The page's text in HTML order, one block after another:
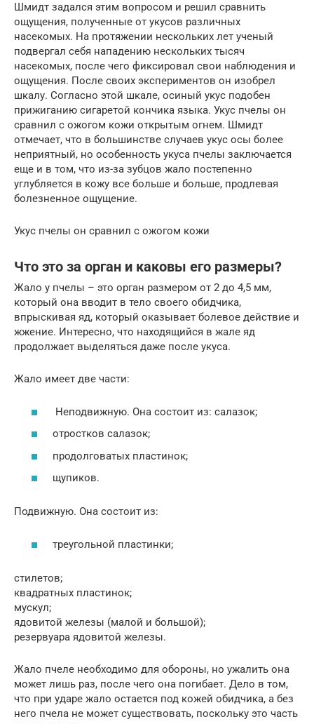
Шмидт задался этим вопросом и решил сравнить
ощущения, полученные от укусов различных
насекомых. На протяжении нескольких лет ученый
подвергал себя нападению нескольких тысяч
насекомых, после чего фиксировал свои наблюдения и
ощущения. После своих экспериментов он изобрел
шкалу. Согласно этой шкале, осиный укус подобен
прижиганию сигаретой кончика языка. Укус пчелы он
сравнил с ожогом кожи открытым огнем. Шмидт
отмечает, что в большинстве случаев укус осы более
неприятный, но особенность укуса пчелы заключается
еще и в том, что из-за зубцов жало постепенно
углубляется в кожу все больше и больше, продлевая
болезненное ощущение.
Укус пчелы он сравнил с ожогом кожи
Что это за орган и каковы его размеры?
Жало у пчелы – это орган размером от 2 до 4,5 мм,
который она вводит в тело своего обидчика,
впрыскивая яд, который оказывает болевое действие и
жжение. Интересно, что находящийся в жале яд
продолжает выделяться даже после укуса.
Жало имеет две части:
Неподвижную. Она состоит из: салазок;
отростков салазок;
продолговатых пластинок;
щупиков.
Подвижную. Она состоит из:
треугольной пластинки;
стилетов;
квадратных пластинок;
мускул;
ядовитой железы (малой и большой);
резервуара ядовитой железы.
Жало пчеле необходимо для обороны, но ужалить она
может лишь раз, после чего она погибает. Дело в том,
что при ударе жало остается под кожей обидчика, а без
него пчела не может существовать, поскольку это часть